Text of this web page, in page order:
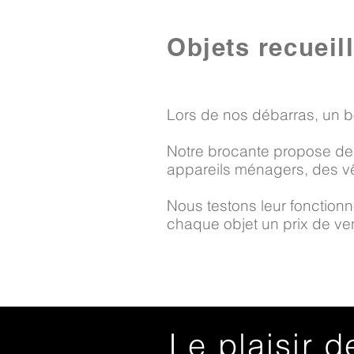
Objets
Lors de nos débarras, un
Notre brocante propose
appareils ménagers, des
Nous testons leur
chaque objet un prix de
Le plaisir